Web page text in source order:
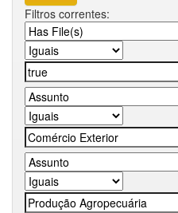
Filtros correntes: